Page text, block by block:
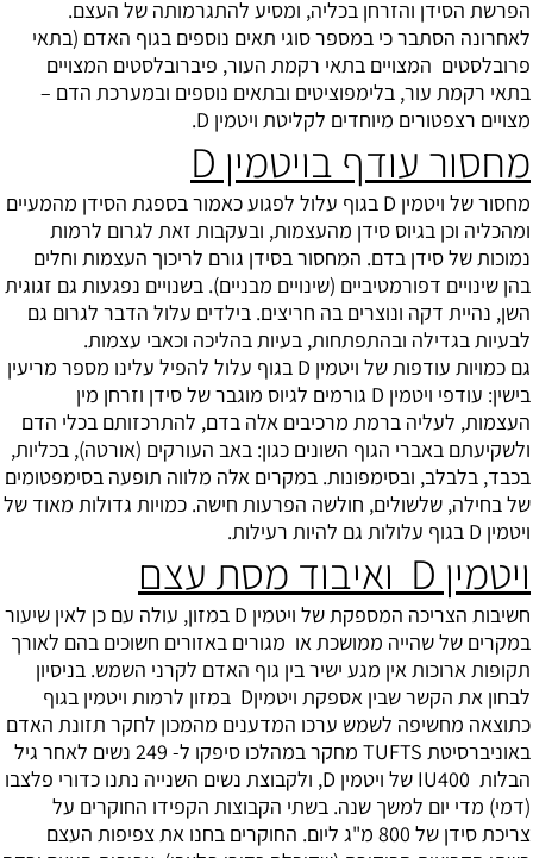
הפרשת הסידן והזרחן בכליה, ומסיע להתגרמותה של העצם.
לאחרונה הסתבר כי במספר סוגי תאים נוספים בגוף האדם (בתאי
פרובלסטים המצויים בתאי רקמת העור, פיברובלסטים המצויים
בתאי רקמת עור, בלימפוציטים ובתאים נוספים ובמערכת הדם –
מצויים רצפטורים מיוחדים לקליטת ויטמין D.
מחסור עודף בויטמין D
מחסור של ויטמין D בגוף עלול לפגוע כאמור בספגת הסידן מהמעיים
ומהכליה וכן בגיוס סידן מהעצמות, ובעקבות זאת לגרום לרמות
נמוכות של סידן בדם. המחסור בסידן גורם לריכוך העצמות וחלים
בהן שינויים דפורמטיביים (שינויים מבניים). בשנויים נפגעות גם זגוגית
השן, נהיית דקה ונוצרים בה חריצים. בילדים עלול הדבר לגרום גם
לבעיות בגדילה ובהתפתחות, בעיות בהליכה וכאבי עצמות.
גם כמויות עודפות של ויטמין D בגוף עלול להפיל עלינו מספר מריעין
בישין: עודפי ויטמין D גורמים לגיוס מוגבר של סידן וזרחן מין
העצמות, לעליה ברמת מרכיבים אלה בדם, להתרכזותם בכלי הדם
ולשקיעתם באברי הגוף השונים כגון: באב העורקים (אורטה), בכליות,
בכבד, בלבלב, ובסימפונות. במקרים אלה מלווה תופעה בסימפטומים
של בחילה, שלשולים, חולשה הפרעות חישה. כמויות גדולות מאוד של
ויטמין D בגוף עלולות גם להיות רעילות.
ויטמין D ואיבוד מסת עצם
חשיבות הצריכה המספקת של ויטמין D במזון, עולה עם כן לאין שיעור
במקרים של שהייה ממושכת או מגורים באזורים חשוכים בהם לאורך
תקופות ארוכות אין מגע ישיר בין גוף האדם לקרני השמש. בניסיון
לבחון את הקשר שבין אספקת ויטמיןD במזון לרמות ויטמין בגוף
כתוצאה מחשיפה לשמש ערכו המדענים מהמכון לחקר תזונת האדם
באוניברסיטת TUFTS מחקר במהלכו סיפקו ל- 249 נשים לאחר גיל
הבלות IU400 של ויטמין D, ולקבוצת נשים השנייה נתנו כדורי פלצבו
(דמי) מדי יום למשך שנה. בשתי הקבוצות הקפידו החוקרים על
צריכת סידן של 800 מ"ג ליום. החוקרים בחנו את צפיפות העצם